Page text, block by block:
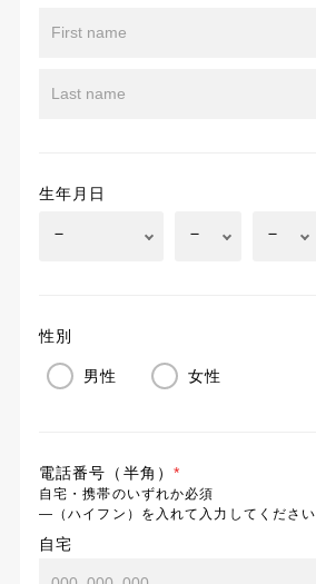
生年月日
性別
男性 女性
電話番号（半角） *
自宅・携帯のいずれか必須
―（ハイフン）を入れて入力してください
自宅